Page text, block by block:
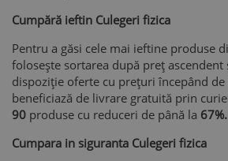
Cumpără ieftin Culegeri fizica
Pentru a găsi cele mai ieftine produse
folosește sortarea după preț ascendent
dispoziție oferte cu prețuri începând de
beneficiază de livrare gratuită prin
90 produse cu reduceri de până la 67%.
Cumpara in siguranta Culegeri fizica